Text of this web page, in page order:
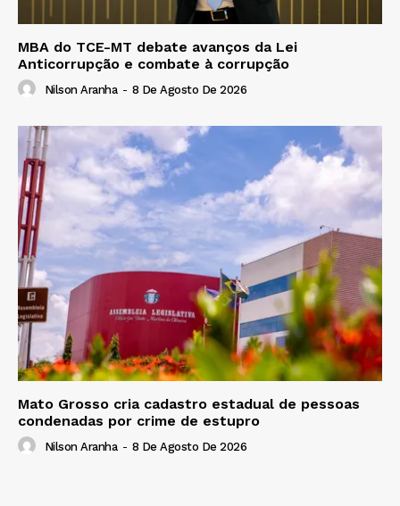
MBA do TCE-MT debate avanços da Lei
Anticorrupção e combate à corrupção
Nilson Aranha - 8 De Agosto De 2026
Mato Grosso cria cadastro estadual de pessoas
condenadas por crime de estupro
Nilson Aranha - 8 De Agosto De 2026